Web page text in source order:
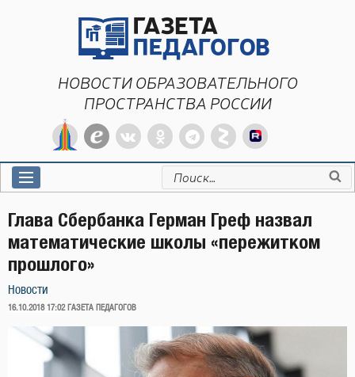
НОВОСТИ ОБРАЗОВАТЕЛЬНОГО
ПРОСТРАНСТВА РОССИИ
Искать:
Глава Сбербанка Герман Греф назвал
математические школы «пережитком
прошлого»
Новости
ОПУБЛИКОВАНО
16.10.2018 17:02 ГАЗЕТА ПЕДАГОГОВ